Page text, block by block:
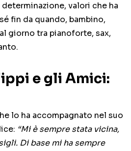
valori che ha
fin da quando, bambino,
giorno tra pianoforte, sax,
e gli Amici:
lo ha accompagnato nel suo
“Mi è sempre stata vicina,
Di base mi ha sempre